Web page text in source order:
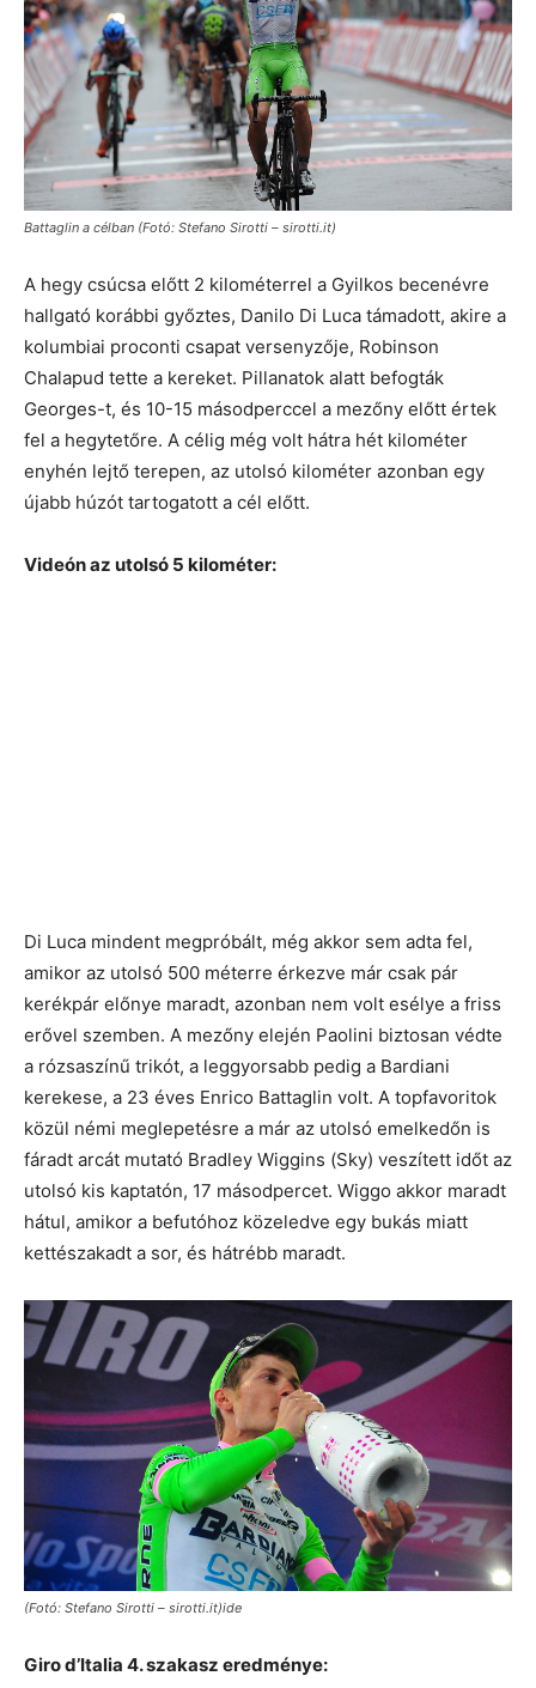
Battaglin a célban (Fotó: Stefano Sirotti – sirotti.it)
A hegy csúcsa előtt 2 kilométerrel a Gyilkos becenévre
hallgató korábbi győztes, Danilo Di Luca támadott, akire a
kolumbiai proconti csapat versenyzője, Robinson
Chalapud tette a kereket. Pillanatok alatt befogták
Georges-t, és 10-15 másodperccel a mezőny előtt értek
fel a hegytetőre. A célig még volt hátra hét kilométer
enyhén lejtő terepen, az utolsó kilométer azonban egy
újabb húzót tartogatott a cél előtt.
Videón az utolsó 5 kilométer:
Di Luca mindent megpróbált, még akkor sem adta fel,
amikor az utolsó 500 méterre érkezve már csak pár
kerékpár előnye maradt, azonban nem volt esélye a friss
erővel szemben. A mezőny elején Paolini biztosan védte
a rózsaszínű trikót, a leggyorsabb pedig a Bardiani
kerekese, a 23 éves Enrico Battaglin volt. A topfavoritok
közül némi meglepetésre a már az utolsó emelkedőn is
fáradt arcát mutató Bradley Wiggins (Sky) veszített időt az
utolsó kis kaptatón, 17 másodpercet. Wiggo akkor maradt
hátul, amikor a befutóhoz közeledve egy bukás miatt
kettészakadt a sor, és hátrébb maradt.
(Fotó: Stefano Sirotti – sirotti.it)ide
Giro d’Italia 4. szakasz eredménye: